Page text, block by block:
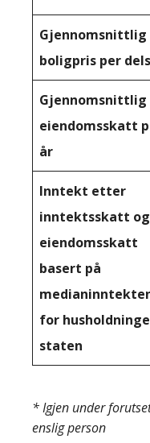
Gjennomsnittlig
boligpris per
Gjennomsnittlig
eiendomsskatt
år
Inntekt etter
inntektsskatt og
eiendomsskatt
basert på
for
staten
* Igjen under
enslig person